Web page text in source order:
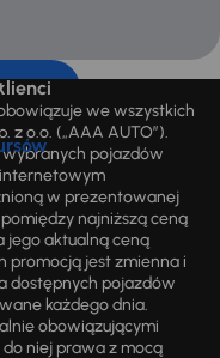
we wszystkich
z o.o. („AAA AUTO”).
wybranych pojazdów
w prezentowanej
najniższą ceną
jego aktualną ceną
promocją jest zmienna i
dostępnych pojazdów
każdego dnia.
obowiązującymi
niej prawa z mocą